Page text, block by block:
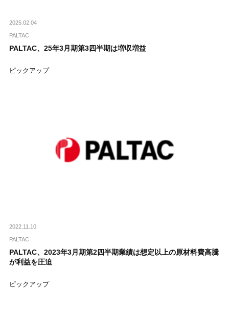
2025.02.04
PALTAC
PALTAC、25年3月期第3四半期は増収増益
ピックアップ
2022.11.10
PALTAC
PALTAC、2023年3月期第2四半期業績は想定以上の原材料費高騰
が利益を圧迫
ピックアップ